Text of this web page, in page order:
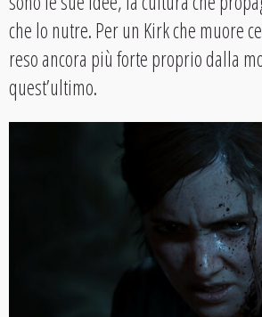
che lo nutre. Per un Kirk che muore
reso ancora più forte proprio dalla
quest’ultimo.